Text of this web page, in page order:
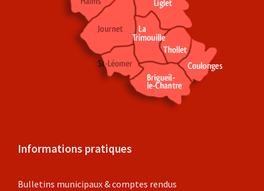
Informations pratiques
Bulletins municipaux & comptes rendus